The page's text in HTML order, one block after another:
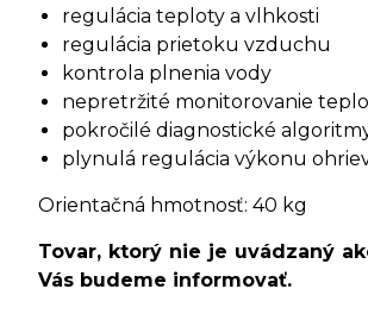
regulácia teploty a vlhkosti
regulácia prietoku vzduchu
kontrola plnenia vody
nepretržité monitorovanie
pokročilé diagnostické
plynulá regulácia výkonu
Orientačná hmotnosť: 40 kg
Tovar, ktorý nie je uvádzaný
Vás budeme informovať.